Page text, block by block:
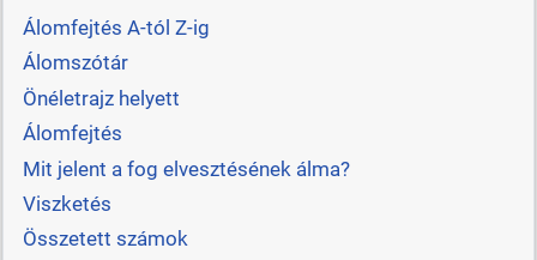
Álomfejtés A-tól Z-ig
Álomszótár
Önéletrajz helyett
Álomfejtés
Mit jelent a fog elvesztésének álma?
Viszketés
Összetett számok